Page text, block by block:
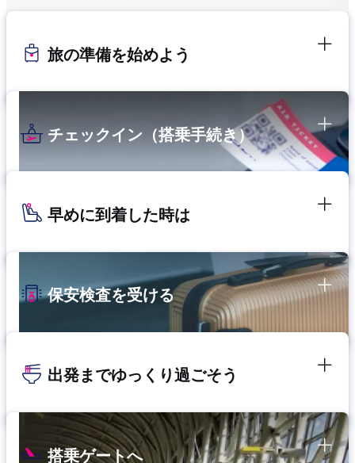
旅の準備を始めよう
チェックイン（搭乗手続き）
早めに到着した時は
保安検査を受ける
出発までゆっくり過ごそう
搭乗ゲートへ